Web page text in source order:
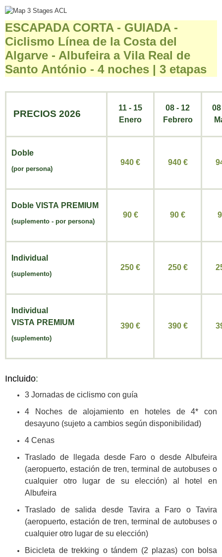
ESCAPADA CORTA - GUIADA -
Ciclismo Línea de la Costa del
Algarve - Albufeira a Vila Real de
Santo António - 4 noches | 3 etapas
PRECIOS 2026
11 - 15
Enero
08 - 12
Febrero
Doble
(por persona)
940 € 940 €
Doble VISTA PREMIUM
(suplemento - por persona)
90 € 90 €
Individual
(suplemento)
250 € 250 €
Individual
VISTA PREMIUM
(suplemento)
390 € 390 €
Incluido:
3 Jornadas de ciclismo con guía
4 Noches de alojamiento en hoteles de 4* con
desayuno (sujeto a cambios según disponibilidad)
4 Cenas
Traslado de llegada desde Faro o desde Albufeira
(aeropuerto, estación de tren, terminal de autobuses o
cualquier otro lugar de su elección) al hotel en
Albufeira
Traslado de salida desde Tavira a Faro o Tavira
(aeropuerto, estación de tren, terminal de autobuses o
cualquier otro lugar de su elección)
Bicicleta de trekking o tándem (2 plazas) con bolsa